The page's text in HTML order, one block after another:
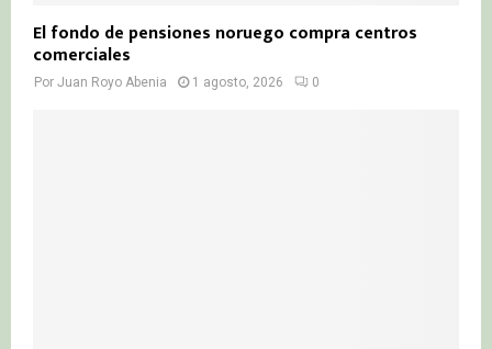
El fondo de pensiones noruego compra centros
comerciales
Por Juan Royo Abenia 1 agosto, 2026 0